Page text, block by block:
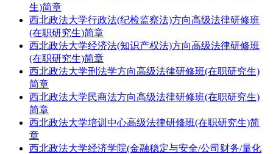
生)简章
西北政法大学行政法(纪检监察法)方向高级法律研修班
(在职研究生)简章
西北政法大学经济法(知识产权法)方向高级法律研修班
(在职研究生)简章
西北政法大学刑法学方向高级法律研修班(在职研究生)
简章
西北政法大学民商法方向高级法律研修班(在职研究生)
简章
西北政法大学培训中心高级法律研修班(在职研究生)简
章
西北政法大学经济学院(金融稳定与安全/公司财务/量化